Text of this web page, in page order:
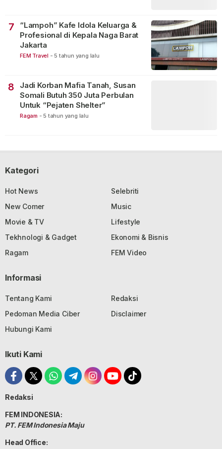
7
“Lampoh” Kafe Idola Keluarga &
Profesional di Kepala Naga Barat
Jakarta
FEM Travel - 5 tahun yang lalu
8
Jadi Korban Mafia Tanah, Susan
Somali Butuh 350 Juta Perbulan
Untuk “Pejaten Shelter”
Ragam - 5 tahun yang lalu
Kategori
Hot News
Selebriti
New Comer
Music
Movie & TV
Lifestyle
Tekhnologi & Gadget
Ekonomi & Bisnis
Ragam
FEM Video
Informasi
Tentang Kami
Redaksi
Pedoman Media Ciber
Disclaimer
Hubungi Kami
Ikuti Kami
Redaksi
FEM INDONESIA:
PT. FEM Indonesia Maju
Head Office: